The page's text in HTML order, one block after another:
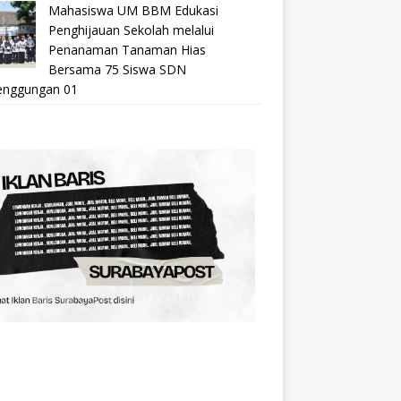
Mahasiswa UM BBM Edukasi
Penghijauan Sekolah melalui
Penanaman Tanaman Hias
Bersama 75 Siswa SDN
01